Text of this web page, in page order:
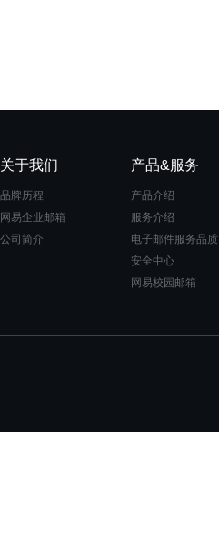
关于我们
品牌历程
网易企业邮箱
公司简介
产品&服务
产品介绍
服务介绍
电子邮件服务品质
安全中心
网易校园邮箱